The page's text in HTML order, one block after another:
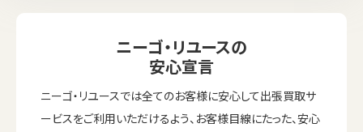
ニーゴ・リユースの
安心宣言
ニーゴ・リユースでは全てのお客様に安心して出張買取サ
ービスをご利用いただけるよう、お客様目線にたった、安心